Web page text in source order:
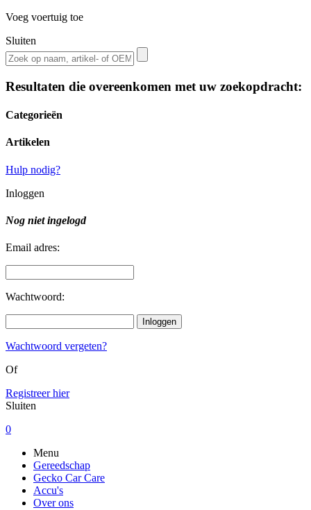
Voeg voertuig toe
Sluiten
Resultaten die overeenkomen met uw zoekopdracht:
Categorieën
Artikelen
Hulp nodig?
Inloggen
Nog niet ingelogd
Email adres:
Wachtwoord:
Wachtwoord vergeten?
Of
Registreer hier
Sluiten
0
Menu
Gereedschap
Gecko Car Care
Accu's
Over ons